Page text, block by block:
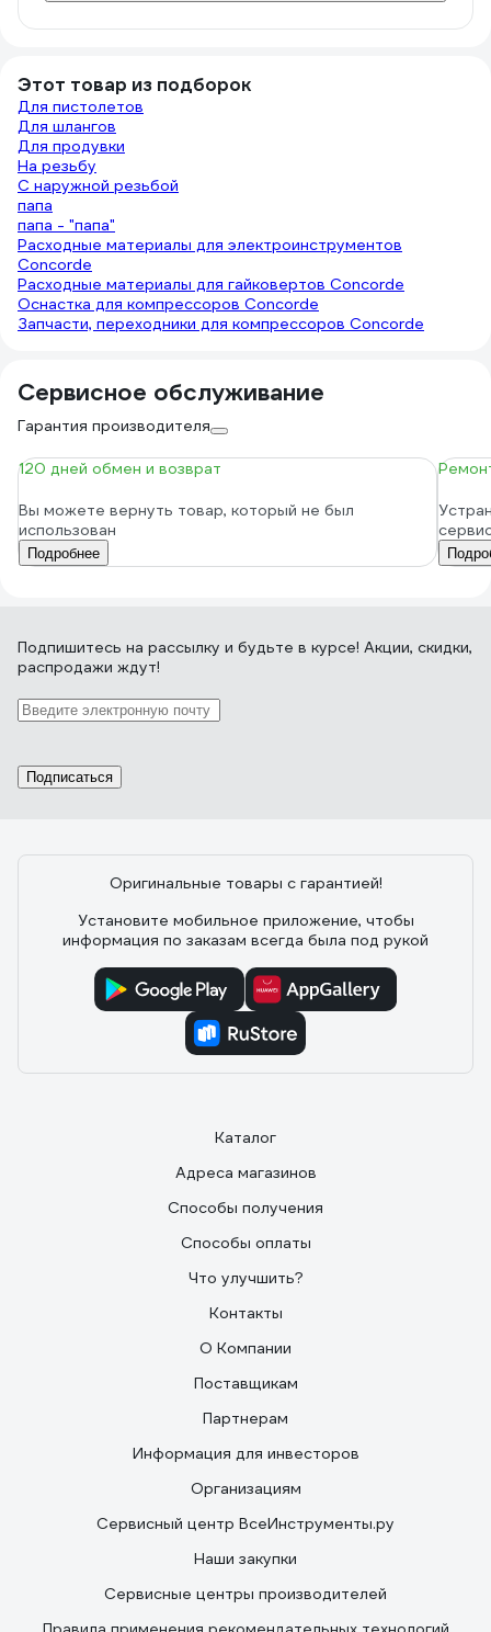
Этот товар из подборок
Для пистолетов
Для шлангов
Для продувки
На резьбу
С наружной резьбой
папа
папа - "папа"
Расходные материалы для электроинструментов
Concorde
Расходные материалы для гайковертов Concorde
Оснастка для компрессоров Concorde
Запчасти, переходники для компрессоров Concorde
Сервисное обслуживание
Гарантия производителя
120 дней обмен и возврат
Вы можете вернуть товар, который не был
использован
Подробнее
Подпишитесь на рассылку и будьте в курсе! Акции, скидки,
распродажи ждут!
Подписаться
Оригинальные товары с гарантией!
Установите мобильное приложение, чтобы
информация по заказам всегда была под рукой
Каталог
Адреса магазинов
Способы получения
Способы оплаты
Что улучшить?
Контакты
О Компании
Поставщикам
Партнерам
Информация для инвесторов
Организациям
Сервисный центр ВсеИнструменты.ру
Наши закупки
Сервисные центры производителей